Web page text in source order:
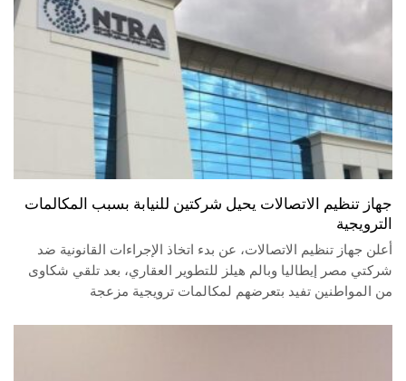
جهاز تنظيم الاتصالات يحيل شركتين للنيابة بسبب المكالمات
الترويجية
أعلن جهاز تنظيم الاتصالات، عن بدء اتخاذ الإجراءات القانونية ضد
شركتي مصر إيطاليا وبالم هيلز للتطوير العقاري، بعد تلقي شكاوى
من المواطنين تفيد بتعرضهم لمكالمات ترويجية مزعجة